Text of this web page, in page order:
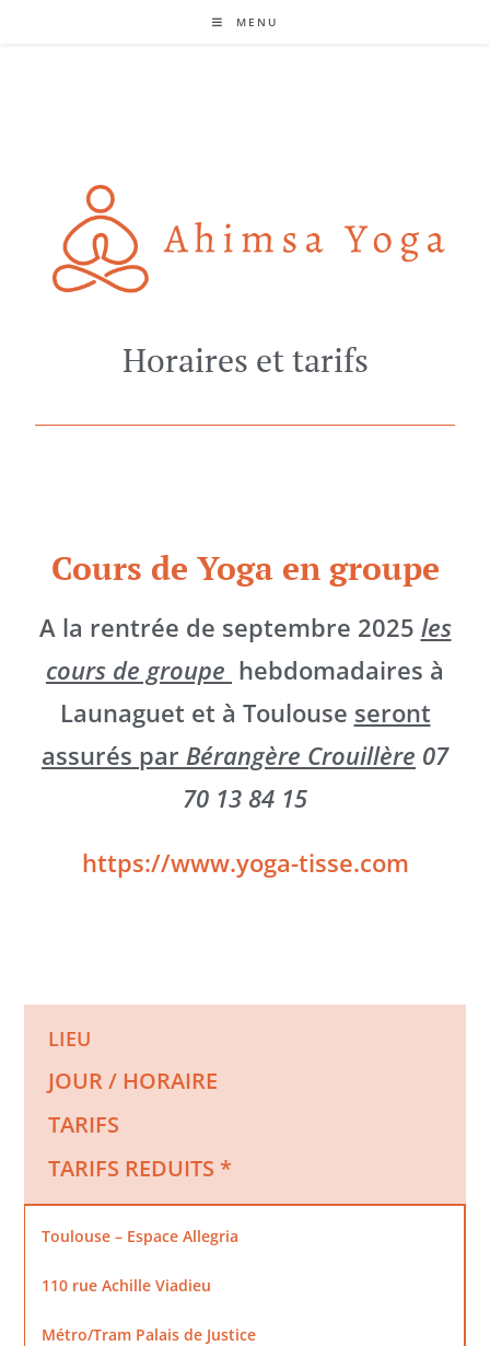
MENU
Horaires et tarifs
Cours de Yoga en groupe
A la rentrée de septembre 2025 les
cours de groupe hebdomadaires à
Launaguet et à Toulouse seront
assurés par Bérangère Crouillère 07
70 13 84 15
https://www.yoga-tisse.com
LIEU
JOUR / HORAIRE
TARIFS
TARIFS REDUITS *
Toulouse – Espace Allegria
110 rue Achille Viadieu
Métro/Tram Palais de Justice